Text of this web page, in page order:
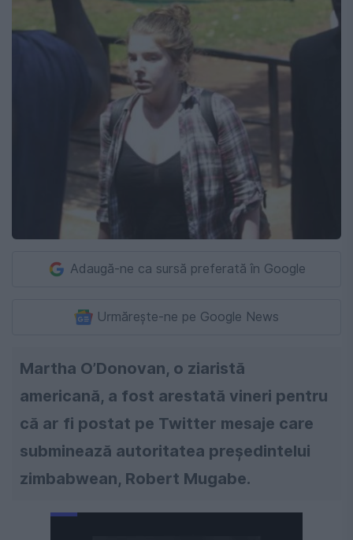
Adaugă-ne ca sursă preferată în Google
Urmărește-ne pe Google News
Martha O’Donovan, o ziaristă
americană, a fost arestată vineri pentru
că ar fi postat pe Twitter mesaje care
subminează autoritatea preşedintelui
zimbabwean, Robert Mugabe.